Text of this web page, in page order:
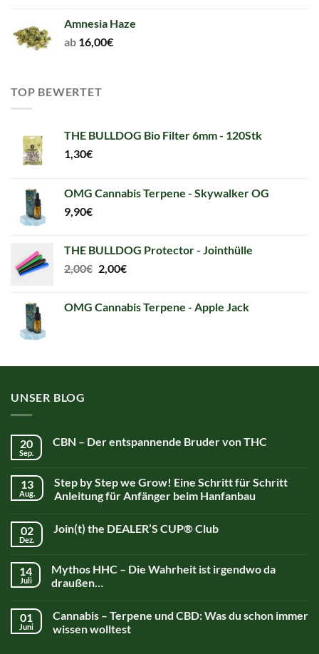
Amnesia Haze
ab 16,00€
TOP BEWERTET
THE BULLDOG Bio Filter 6mm - 120Stk
1,30€
OMG Cannabis Terpene - Skywalker OG
9,90€
THE BULLDOG Protector - Jointhülle
2,00€ Original
2,00€.
2,00€Current
2,00€.
OMG Cannabis Terpene - Apple Jack
UNSER BLOG
20
Sep.
CBN – Der entspannende Bruder von THC
13
Aug.
Step by Step we Grow! Eine Schritt für Schritt
Anleitung für Anfänger beim Hanfanbau
02
Dez.
Join(t) the DEALER’S CUP® Club
14
Juli
Mythos HHC – Die Wahrheit ist irgendwo da
draußen…
01
Juni
Cannabis – Terpene und CBD: Was du schon immer
wissen wolltest